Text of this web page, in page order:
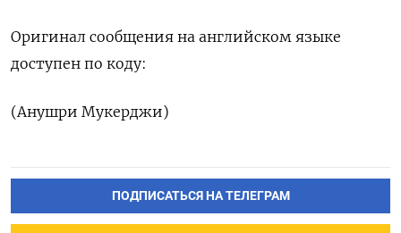
Оригинал сообщения на английском языке
доступен по коду:
(Анушри Мукерджи)
ПОДПИСАТЬСЯ НА ТЕЛЕГРАМ